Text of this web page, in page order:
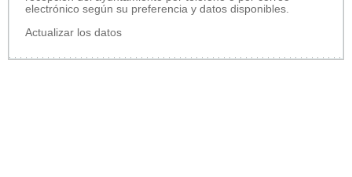
electrónico según su preferencia y datos disponibles.
Actualizar los datos